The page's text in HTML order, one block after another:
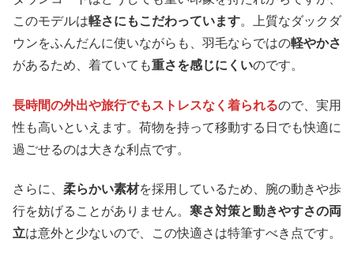
このモデルは軽さにもこだわっています。上質なダックダ
ウンをふんだんに使いながらも、羽毛ならではの軽やかさ
があるため、着ていても重さを感じにくいのです。
長時間の外出や旅行でもストレスなく着られるので、実用
性も高いといえます。荷物を持って移動する日でも快適に
過ごせるのは大きな利点です。
さらに、 柔らかい素材を採用しているため、腕の動きや歩
行を妨げることがありません。 寒さ対策と動きやすさの両
立は意外と少ないので、この快適さは特筆すべき点です。